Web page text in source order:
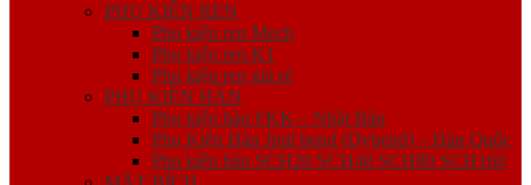
PHỤ KIỆN REN
Phụ kiện ren Mech
Phụ kiện ren K1
Phụ kiện ren giá rẻ
PHỤ KIỆN HÀN
Phụ kiện hàn FKK – Nhật Bản
Phụ Kiện Hàn Jinil bend (Dybend) – Hàn Quốc
Phụ kiện hàn SCH20 SCH40 SCH80 SCH160